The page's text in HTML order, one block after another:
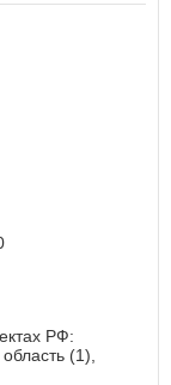
РФ:
(1),